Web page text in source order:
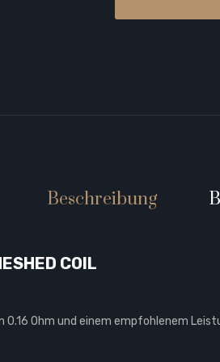
Beschreibung
COIL
Ohm und einem empfohlenem